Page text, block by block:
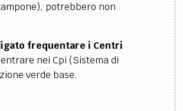
, potrebbero non
frequentare i Centri
nei Cpi (Sistema di
verde base.